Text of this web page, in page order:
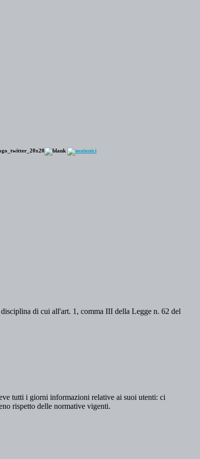
di cui all'art. 1, comma III della Legge n. 62 del
tutti i giorni informazioni relative ai suoi utenti: ci
rispetto delle normative vigenti.